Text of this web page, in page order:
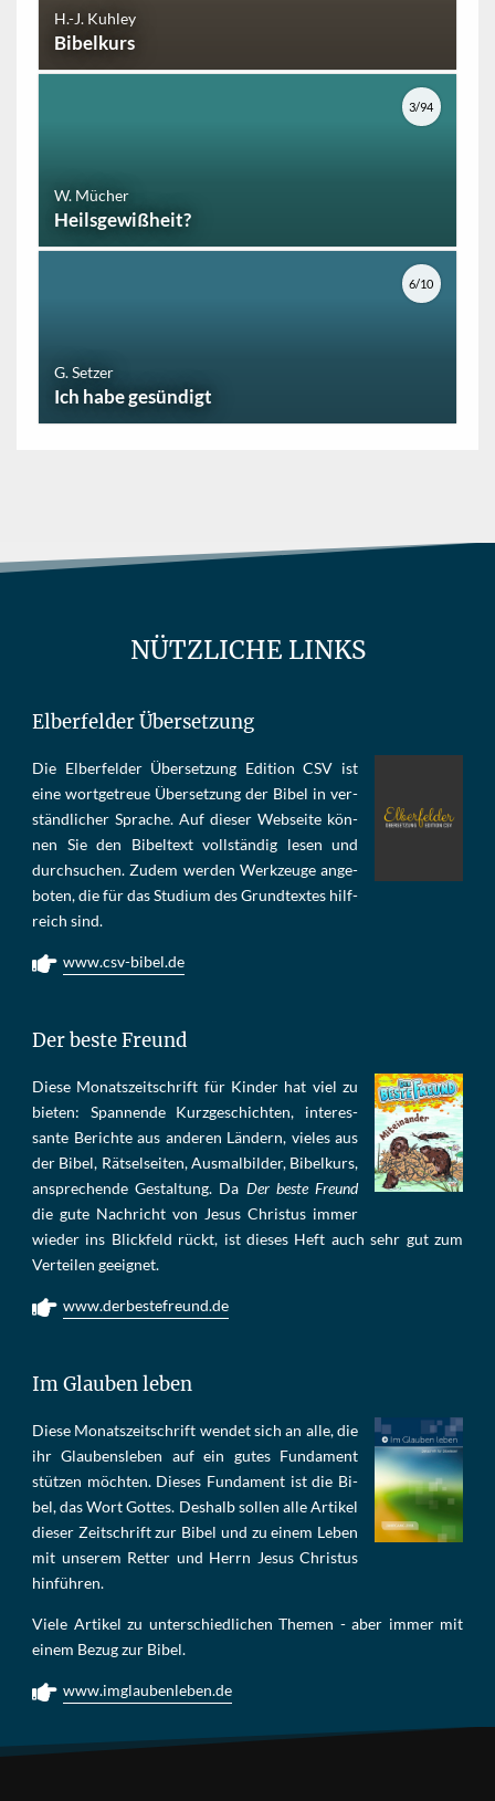
H.-J. Kuhley
Bibelkurs
W. Mücher
Heilsgewißheit?
3/94
G. Setzer
Ich habe gesündigt
6/10
NÜTZLICHE LINKS
Elberfelder Übersetzung
Die Elber­fel­der Über­set­zung Edi­tion CSV ist
eine wort­ge­treue Über­set­zung der Bi­bel in ver­
ständ­li­cher Spra­che. Auf die­ser Web­sei­te kön­
nen Sie den Bi­bel­text voll­stän­dig le­sen und
durch­su­chen. Zu­dem wer­den Werk­zeu­ge an­ge­
bo­ten, die für das Stu­di­um des Grund­tex­tes hilf­
reich sind.
www.csv-bibel.de
Der beste Freund
Die­se Mo­nats­zeit­schrift für Kin­der hat viel zu
bie­ten: Span­nen­de Kurz­ge­schich­ten, in­te­res­
san­te Be­rich­te aus an­de­ren Län­dern, vie­les aus
der Bi­bel, Rät­sel­sei­ten, Aus­mal­bil­der, Bi­bel­kurs,
an­sprech­ende Ge­stal­tung. Da Der beste Freund
die gu­te Nach­richt von Je­sus Chris­tus im­mer
wie­der ins Blick­feld rückt, ist die­ses Heft auch sehr gut zum
Ver­tei­len ge­eig­net.
www.derbestefreund.de
Im Glauben leben
Die­se Mo­nats­zeit­schrift wen­det sich an alle, die
ihr Glau­bens­le­ben auf ein gu­tes Fun­da­ment
stüt­zen möch­ten. Die­ses Fun­da­ment ist die Bi­
bel, das Wort Got­tes. Des­halb sol­len al­le Ar­ti­kel
die­ser Zeit­schrift zur Bi­bel und zu ei­nem Le­ben
mit un­se­rem Ret­ter und Herrn Je­sus Chris­tus
hin­füh­ren.
Viele Artikel zu unterschiedlichen Themen - aber immer mit
einem Bezug zur Bibel.
www.imglaubenleben.de